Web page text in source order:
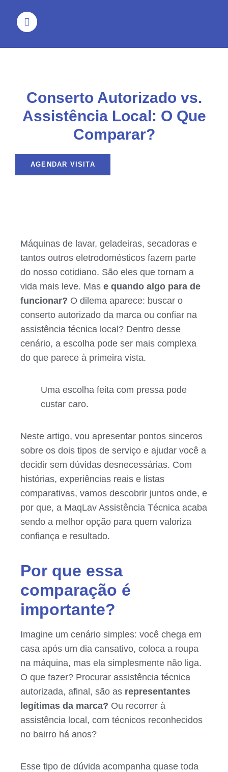
Conserto Autorizado vs.
Assistência Local: O Que
Comparar?
AGENDAR VISITA
Máquinas de lavar, geladeiras, secadoras e
tantos outros eletrodomésticos fazem parte
do nosso cotidiano. São eles que tornam a
vida mais leve. Mas e quando algo para de
funcionar? O dilema aparece: buscar o
conserto autorizado da marca ou confiar na
assistência técnica local? Dentro desse
cenário, a escolha pode ser mais complexa
do que parece à primeira vista.
Uma escolha feita com pressa pode
custar caro.
Neste artigo, vou apresentar pontos sinceros
sobre os dois tipos de serviço e ajudar você a
decidir sem dúvidas desnecessárias. Com
histórias, experiências reais e listas
comparativas, vamos descobrir juntos onde, e
por que, a MaqLav Assistência Técnica acaba
sendo a melhor opção para quem valoriza
confiança e resultado.
Por que essa
comparação é
importante?
Imagine um cenário simples: você chega em
casa após um dia cansativo, coloca a roupa
na máquina, mas ela simplesmente não liga.
O que fazer? Procurar assistência técnica
autorizada, afinal, são as representantes
legítimas da marca? Ou recorrer à
assistência local, com técnicos reconhecidos
no bairro há anos?
Esse tipo de dúvida acompanha quase toda